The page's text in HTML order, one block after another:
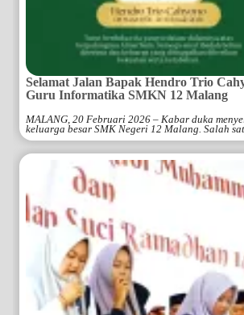
Selamat Jalan Bapak Hendro Trio
Guru Informatika SMKN 12 Malang
MALANG, 20 Februari 2026 – Kabar duka
keluarga besar SMK Negeri 12 Malang. Salah